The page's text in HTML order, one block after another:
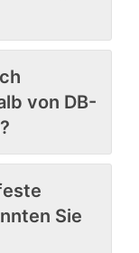
von DB-
Sie